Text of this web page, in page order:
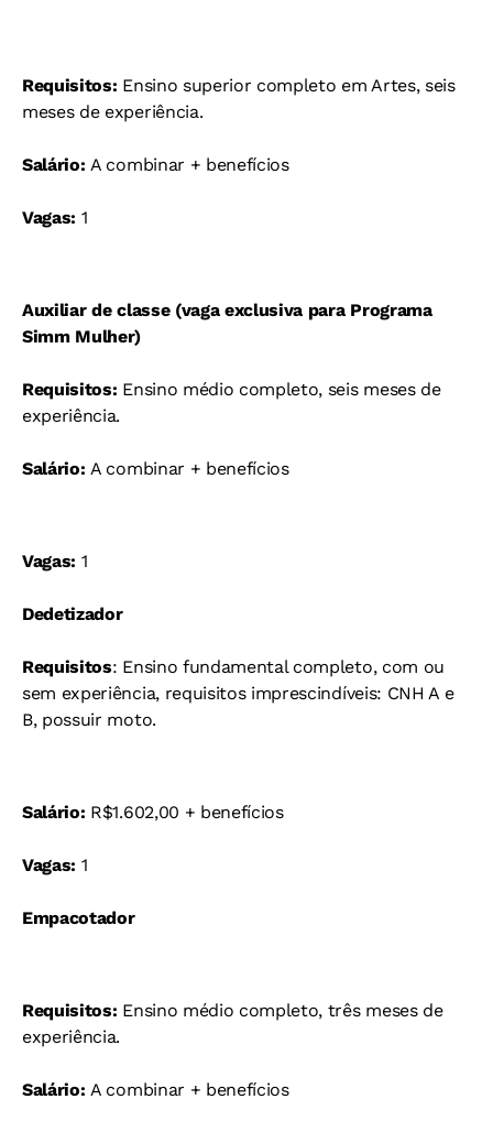
Requisitos: Ensino superior completo em Artes, seis
meses de experiência.
Salário:A combinar + benefícios
Vagas: 1
Auxiliar de classe (vaga exclusiva para Programa
Simm Mulher)
Requisitos: Ensino médio completo, seis meses de
experiência.
Salário:A combinar + benefícios
Vagas: 1
Dedetizador
Requisitos: Ensino fundamental completo, com ou
sem experiência, requisitos imprescindíveis: CNH A e
B, possuir moto.
Salário: R$1.602,00 + benefícios
Vagas: 1
Empacotador
Requisitos: Ensino médio completo, três meses de
experiência.
Salário:A combinar + benefícios